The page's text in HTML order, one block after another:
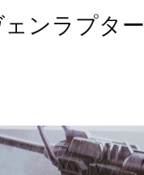
ェンラプター